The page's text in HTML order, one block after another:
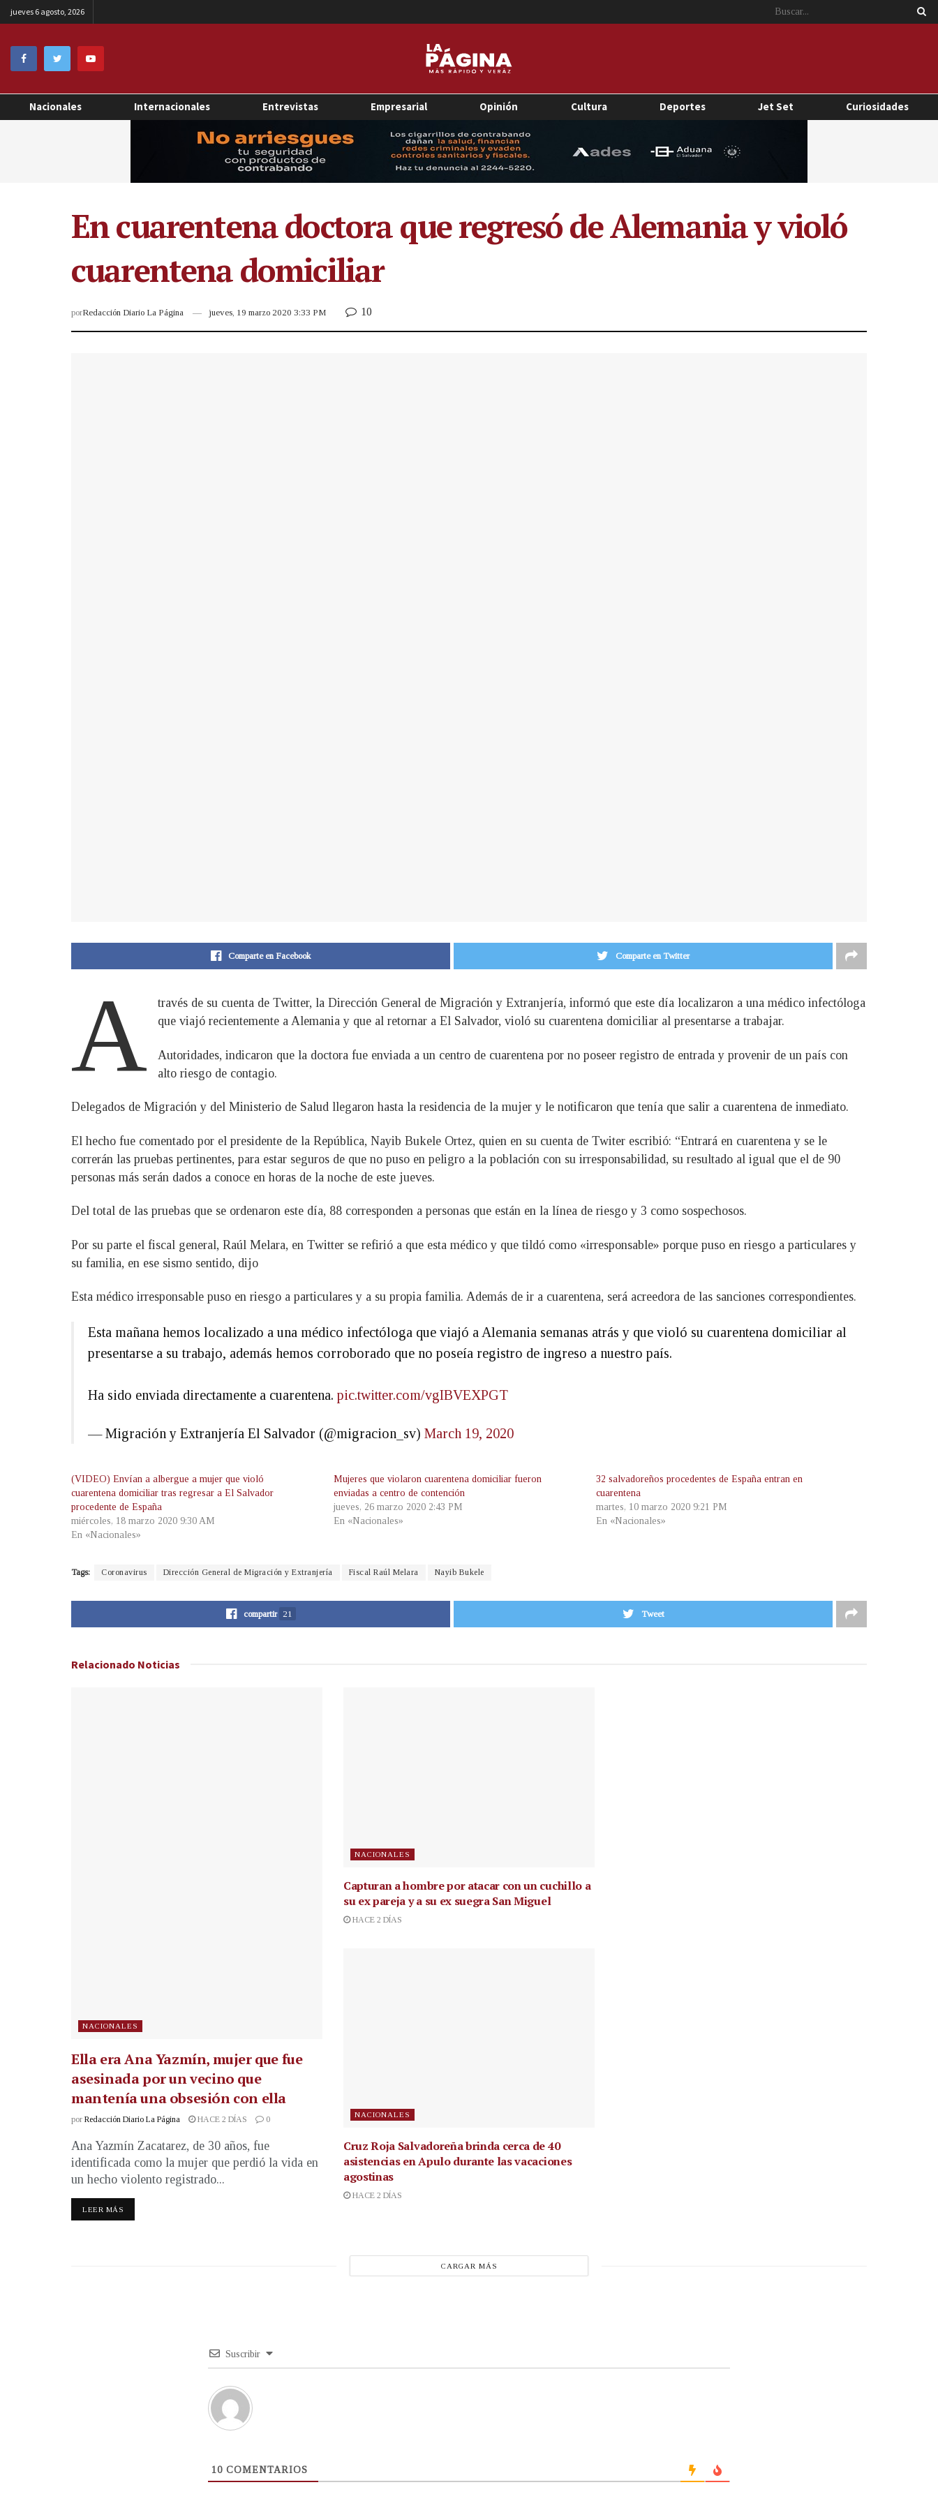
jueves 6 agosto, 2026
Nacionales Internacionales Entrevistas Empresarial Opinión Cultura Deportes Jet Set Curiosidades
En cuarentena doctora que regresó de Alemania y violó
cuarentena domiciliar
porRedacción Diario La Página jueves, 19 marzo 2020 3:33 PM 10
Comparte en Facebook Comparte en Twitter
A
través de su cuenta de Twitter, la Dirección General de Migración y Extranjería, informó que este día localizaron a una médico infectóloga
que viajó recientemente a Alemania y que al retornar a El Salvador, violó su cuarentena domiciliar al presentarse a trabajar.
Autoridades, indicaron que la doctora fue enviada a un centro de cuarentena por no poseer registro de entrada y provenir de un país con
alto riesgo de contagio.
Delegados de Migración y del Ministerio de Salud llegaron hasta la residencia de la mujer y le notificaron que tenía que salir a cuarentena de inmediato.
El hecho fue comentado por el presidente de la República, Nayib Bukele Ortez, quien en su cuenta de Twiter escribió: “Entrará en cuarentena y se le
correrán las pruebas pertinentes, para estar seguros de que no puso en peligro a la población con su irresponsabilidad, su resultado al igual que el de 90
personas más serán dados a conoce en horas de la noche de este jueves.
Del total de las pruebas que se ordenaron este día, 88 corresponden a personas que están en la línea de riesgo y 3 como sospechosos.
Por su parte el fiscal general, Raúl Melara, en Twitter se refirió a que esta médico y que tildó como «irresponsable» porque puso en riesgo a particulares y
su familia, en ese sismo sentido, dijo
Esta médico irresponsable puso en riesgo a particulares y a su propia familia. Además de ir a cuarentena, será acreedora de las sanciones correspondientes.
Esta mañana hemos localizado a una médico infectóloga que viajó a Alemania semanas atrás y que violó su cuarentena domiciliar al
presentarse a su trabajo, además hemos corroborado que no poseía registro de ingreso a nuestro país.
Ha sido enviada directamente a cuarentena. pic.twitter.com/vgIBVEXPGT
— Migración y Extranjería El Salvador (@migracion_sv) March 19, 2020
(VIDEO) Envían a albergue a mujer que violó
cuarentena domiciliar tras regresar a El Salvador
procedente de España
miércoles, 18 marzo 2020 9:30 AM
En «Nacionales»
Mujeres que violaron cuarentena domiciliar fueron
enviadas a centro de contención
jueves, 26 marzo 2020 2:43 PM
En «Nacionales»
32 salvadoreños procedentes de España entran en
cuarentena
martes, 10 marzo 2020 9:21 PM
En «Nacionales»
Tags: Coronavirus Dirección General de Migración y Extranjería Fiscal Raúl Melara Nayib Bukele
compartir 21 Tweet
Relacionado Noticias
NACIONALES
Ella era Ana Yazmín, mujer que fue
asesinada por un vecino que
mantenía una obsesión con ella
por Redacción Diario La Página HACE 2 DÍAS 0
Ana Yazmín Zacatarez, de 30 años, fue
identificada como la mujer que perdió la vida en
un hecho violento registrado...
LEER MÁS
NACIONALES
Capturan a hombre por atacar con un cuchillo a
su ex pareja y a su ex suegra San Miguel
HACE 2 DÍAS
NACIONALES
Cruz Roja Salvadoreña brinda cerca de 40
asistencias en Apulo durante las vacaciones
agostinas
HACE 2 DÍAS
CARGAR MÁS
Suscribir
10 COMENTARIOS